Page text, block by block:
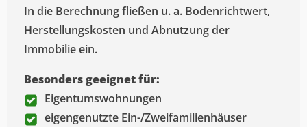
In die Berechnung fließen u. a. Bodenrichtwert,
Herstellungskosten und Abnutzung der
Immobilie ein.
Besonders geeignet für:
Eigentumswohnungen
eigengenutzte Ein-/Zweifamilienhäuser